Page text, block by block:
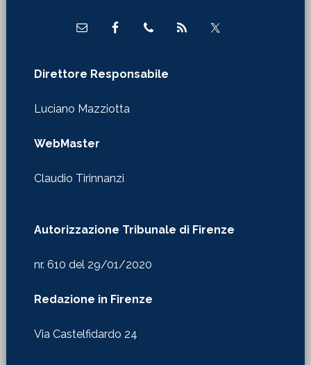
Direttore Responsabile
Luciano Mazziotta
WebMaster
Claudio Tirinnanzi
Autorizzazione Tribunale di Firenze
nr. 610 del 29/01/2020
Redazione in Firenze
Via Castelfidardo 24